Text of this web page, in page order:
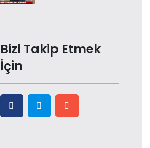
Bizi Takip Etmek
İçin